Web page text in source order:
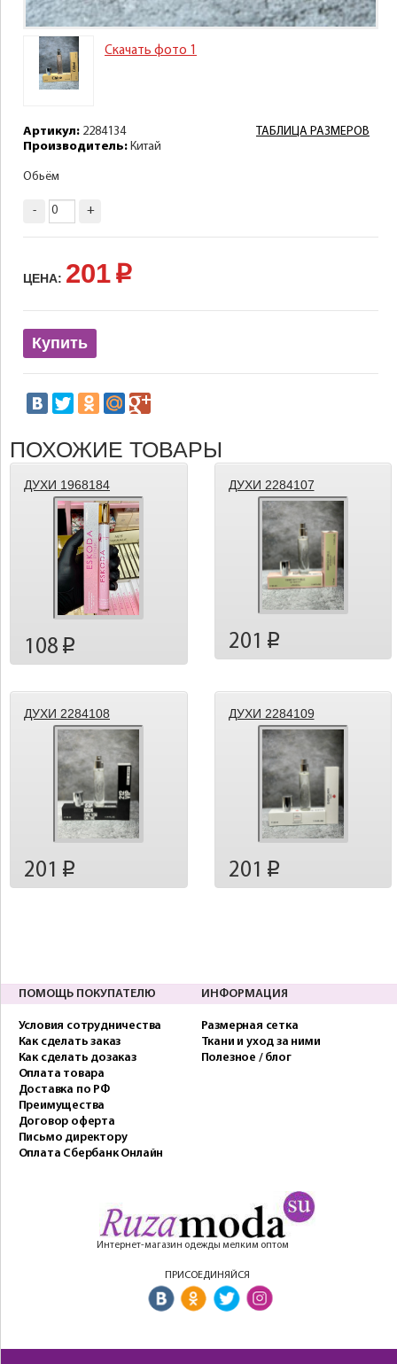
Скачать фото 1
ТАБЛИЦА РАЗМЕРОВ
Артикул: 2284134
Производитель: Китай
Обьём
- +
ЦЕНА: 201 p
Купить
ПОХОЖИЕ ТОВАРЫ
ДУХИ 1968184
108 p
ДУХИ 2284107
201 p
ДУХИ 2284108
201 p
ДУХИ 2284109
201 p
ПОМОЩЬ ПОКУПАТЕЛЮ
Условия сотрудничества
Как сделать заказ
Как сделать дозаказ
Оплата товара
Доставка по РФ
Преимущества
Договор оферта
Письмо директору
Оплата Сбербанк Онлайн
ИНФОРМАЦИЯ
Размерная сетка
Ткани и уход за ними
Полезное / блог
Интернет-магазин одежды мелким оптом
ПРИСОЕДИНЯЙСЯ